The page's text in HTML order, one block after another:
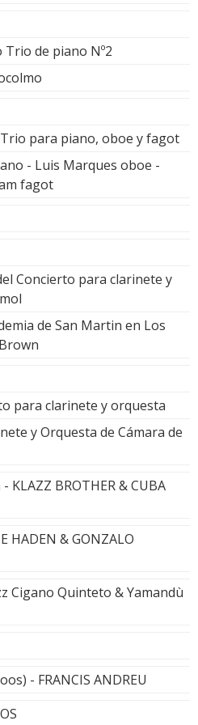
de piano Nº2
para piano, oboe y fagot
- Luis Marques oboe -
fagot
Concierto para clarinete y
de San Martin en Los
para clarinete y orquesta
y Orquesta de Cámara de
KLAZZ BROTHER & CUBA
HADEN & GONZALO
Cigano Quinteto & Yamandù
- FRANCIS ANDREU